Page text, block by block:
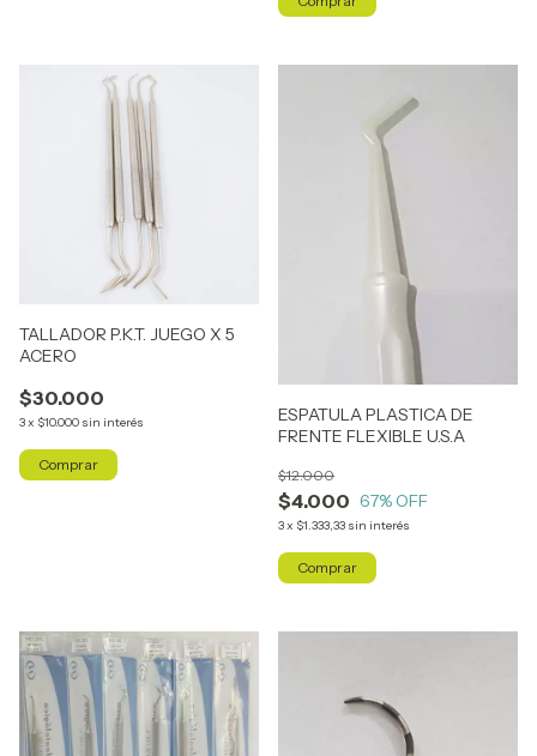
TALLADOR P.K.T. JUEGO X 5
ACERO
$30.000
3x $10.000 sin interés
ESPATULA PLASTICA DE
FRENTE FLEXIBLE U.S.A
$4.000
$12.000
67% OFF
3x $1.333,33 sin interés